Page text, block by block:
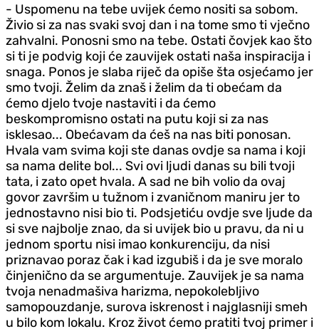
- Uspomenu na tebe uvijek ćemo nositi sa sobom.
Živio si za nas svaki svoj dan i na tome smo ti vječno
zahvalni. Ponosni smo na tebe. Ostati čovjek kao što
si ti je podvig koji će zauvijek ostati naša inspiracija i
snaga. Ponos je slaba riječ da opiše šta osjećamo jer
smo tvoji. Želim da znaš i želim da ti obećam da
ćemo djelo tvoje nastaviti i da ćemo
beskompromisno ostati na putu koji si za nas
isklesao... Obećavam da ćeš na nas biti ponosan.
Hvala vam svima koji ste danas ovdje sa nama i koji
sa nama delite bol... Svi ovi ljudi danas su bili tvoji
tata, i zato opet hvala. A sad ne bih volio da ovaj
govor završim u tužnom i zvaničnom maniru jer to
jednostavno nisi bio ti. Podsjetiću ovdje sve ljude da
si sve najbolje znao, da si uvijek bio u pravu, da ni u
jednom sportu nisi imao konkurenciju, da nisi
priznavao poraz čak i kad izgubiš i da je sve moralo
činjenično da se argumentuje. Zauvijek je sa nama
tvoja nenadmašiva harizma, nepokolebljivo
samopouzdanje, surova iskrenost i najglasniji smeh
u bilo kom lokalu. Kroz život ćemo pratiti tvoj primer i